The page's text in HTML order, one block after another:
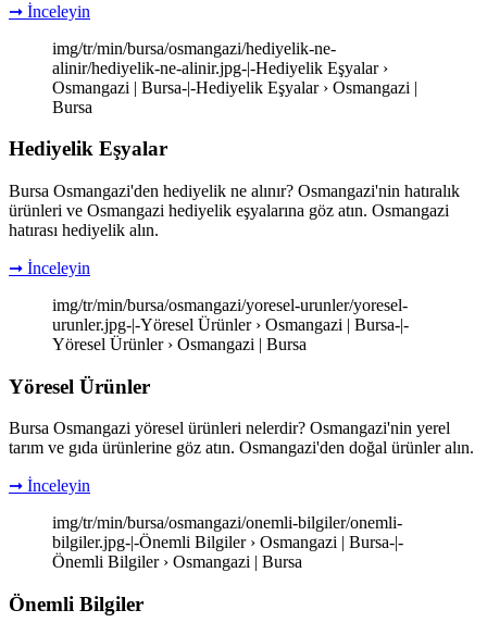
➞ İnceleyin
img/tr/min/bursa/osmangazi/hediyelik-ne-
alinir/hediyelik-ne-alinir.jpg-|-Hediyelik Eşyalar ›
Osmangazi | Bursa-|-Hediyelik Eşyalar › Osmangazi |
Bursa
Hediyelik Eşyalar
Bursa Osmangazi'den hediyelik ne alınır? Osmangazi'nin hatıralık
ürünleri ve Osmangazi hediyelik eşyalarına göz atın. Osmangazi
hatırası hediyelik alın.
➞ İnceleyin
img/tr/min/bursa/osmangazi/yoresel-urunler/yoresel-
urunler.jpg-|-Yöresel Ürünler › Osmangazi | Bursa-|-
Yöresel Ürünler › Osmangazi | Bursa
Yöresel Ürünler
Bursa Osmangazi yöresel ürünleri nelerdir? Osmangazi'nin yerel
tarım ve gıda ürünlerine göz atın. Osmangazi'den doğal ürünler alın.
➞ İnceleyin
img/tr/min/bursa/osmangazi/onemli-bilgiler/onemli-
bilgiler.jpg-|-Önemli Bilgiler › Osmangazi | Bursa-|-
Önemli Bilgiler › Osmangazi | Bursa
Önemli Bilgiler